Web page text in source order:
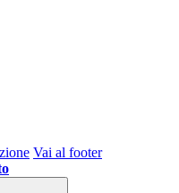
Vai al footer